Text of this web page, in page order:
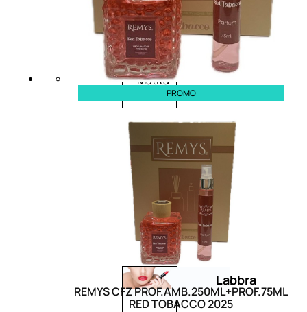
Primer
occhi
Eyeliner
Mascara
Matita
Matita
sopracciglia
Mascara
sopracciglia
Fissante
sopracciglia
Labbra
PROMO
REMYS CFZ PROF.AMB.250ML+PROF.75ML
RED TOBACCO 2025